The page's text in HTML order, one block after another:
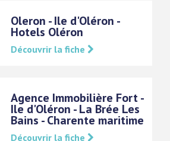
Oleron - Ile d'Oléron -
Hotels Oléron
Découvrir la fiche
Agence Immobilière Fort -
Ile d'Oléron - La Brée Les
Bains - Charente maritime
Découvrir la fiche